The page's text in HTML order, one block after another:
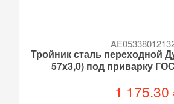
Тройник сталь переходной
57х3,0) под приварку
1 175.30